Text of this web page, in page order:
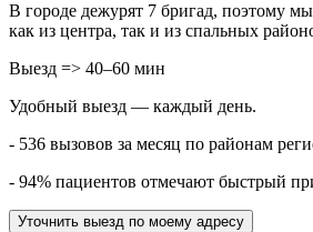
В городе дежурят 7 бригад, поэтому
как из центра, так и из спальных
Выезд => 40–60 мин
Удобный выезд — каждый день.
- 536 вызовов за месяц по районам
- 94% пациентов отмечают быстрый
Уточнить выезд по моему адресу